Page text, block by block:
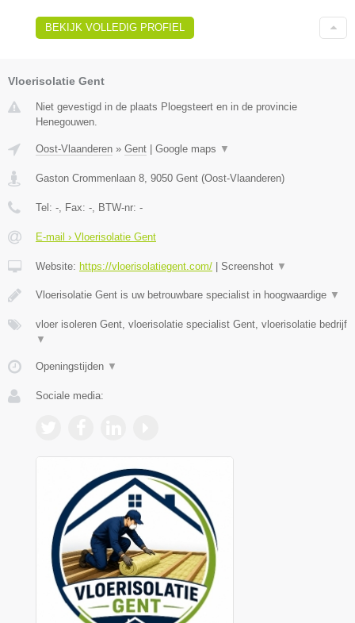
BEKIJK VOLLEDIG PROFIEL
Vloerisolatie Gent
Niet gevestigd in de plaats Ploegsteert en in de provincie
Henegouwen.
Oost-Vlaanderen » Gent Google maps ▼
Gaston Crommenlaan 8, 9050 Gent (Oost-Vlaanderen)
Tel: -, Fax: -, BTW-nr: -
E-mail › Vloerisolatie Gent
Website: https://vloerisolatiegent.com/ Screenshot ▼
Vloerisolatie Gent is uw betrouwbare specialist in hoogwaardige ▼
vloer isoleren Gent, vloerisolatie specialist Gent, vloerisolatie bedrijf
▼
Openingstijden ▼
Sociale media: